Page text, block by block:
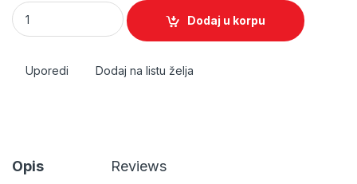
4G LTE LB-link Router quantity
Dodaj u korpu
Uporedi Dodaj na listu želja
Opis Reviews